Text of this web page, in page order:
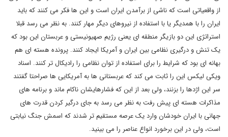
از واقعیاتی است که ناشی از برآمدن ایران است و این ها فکر می کنند که باید
ایران را با همدیگر یا با استفاده از نیروهای دیگر مهار کنند. به نظر می رسد قبلا
استراتژی این دو بازیگر منطقه ای یعنی رژیم صهیونیستی و عربستان این بود که
یک تنش و درگیری نظامی بین ایران و آمریکا ایجاد کنند. پرونده هسته ای هم
بهانه ای بود که شرایط را برای استفاده از توان نظامی را رادیکال تر کنند. اسناد
ویکی لیکس این را ثابت می کند که عربستانی ها به آمریکایی ها صراحتا گفتند
سر این اژدها را بزنند، ولی بعد از این که فشارهایشان ناکام ماند و برنامه های
مذاکرات هسته ای پیش رفت به نظر می رسد به جای درگیر کردن قدرت های
جهانی با ایران خودشان وارد یک عرصه مستقیم تر شدند که اسمش جنگ نیابتی
است، ولی در این برخورد انواع عناصر را می بینید.